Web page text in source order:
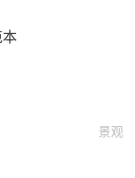
本
景观